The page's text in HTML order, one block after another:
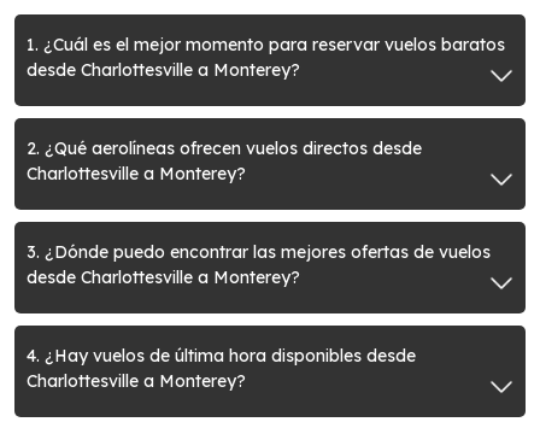
1. ¿Cuál es el mejor momento para reservar vuelos baratos
desde Charlottesville a Monterey?
2. ¿Qué aerolíneas ofrecen vuelos directos desde
Charlottesville a Monterey?
3. ¿Dónde puedo encontrar las mejores ofertas de vuelos
desde Charlottesville a Monterey?
4. ¿Hay vuelos de última hora disponibles desde
Charlottesville a Monterey?